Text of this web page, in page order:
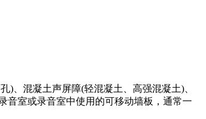
、混凝土声屏障(轻混凝土、高强混凝土)、
音室或录音室中使用的可移动墙板，通常一